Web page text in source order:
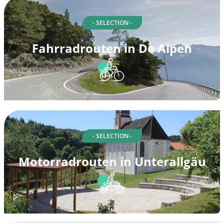
- SELECTION -
Fahrradrouten in De Alpen
- SELECTION -
Motorradrouten in Unterallgäu